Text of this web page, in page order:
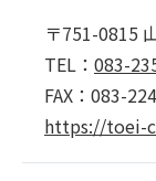
〒751-0815
TEL： 083-
FAX：083-
https://toei-